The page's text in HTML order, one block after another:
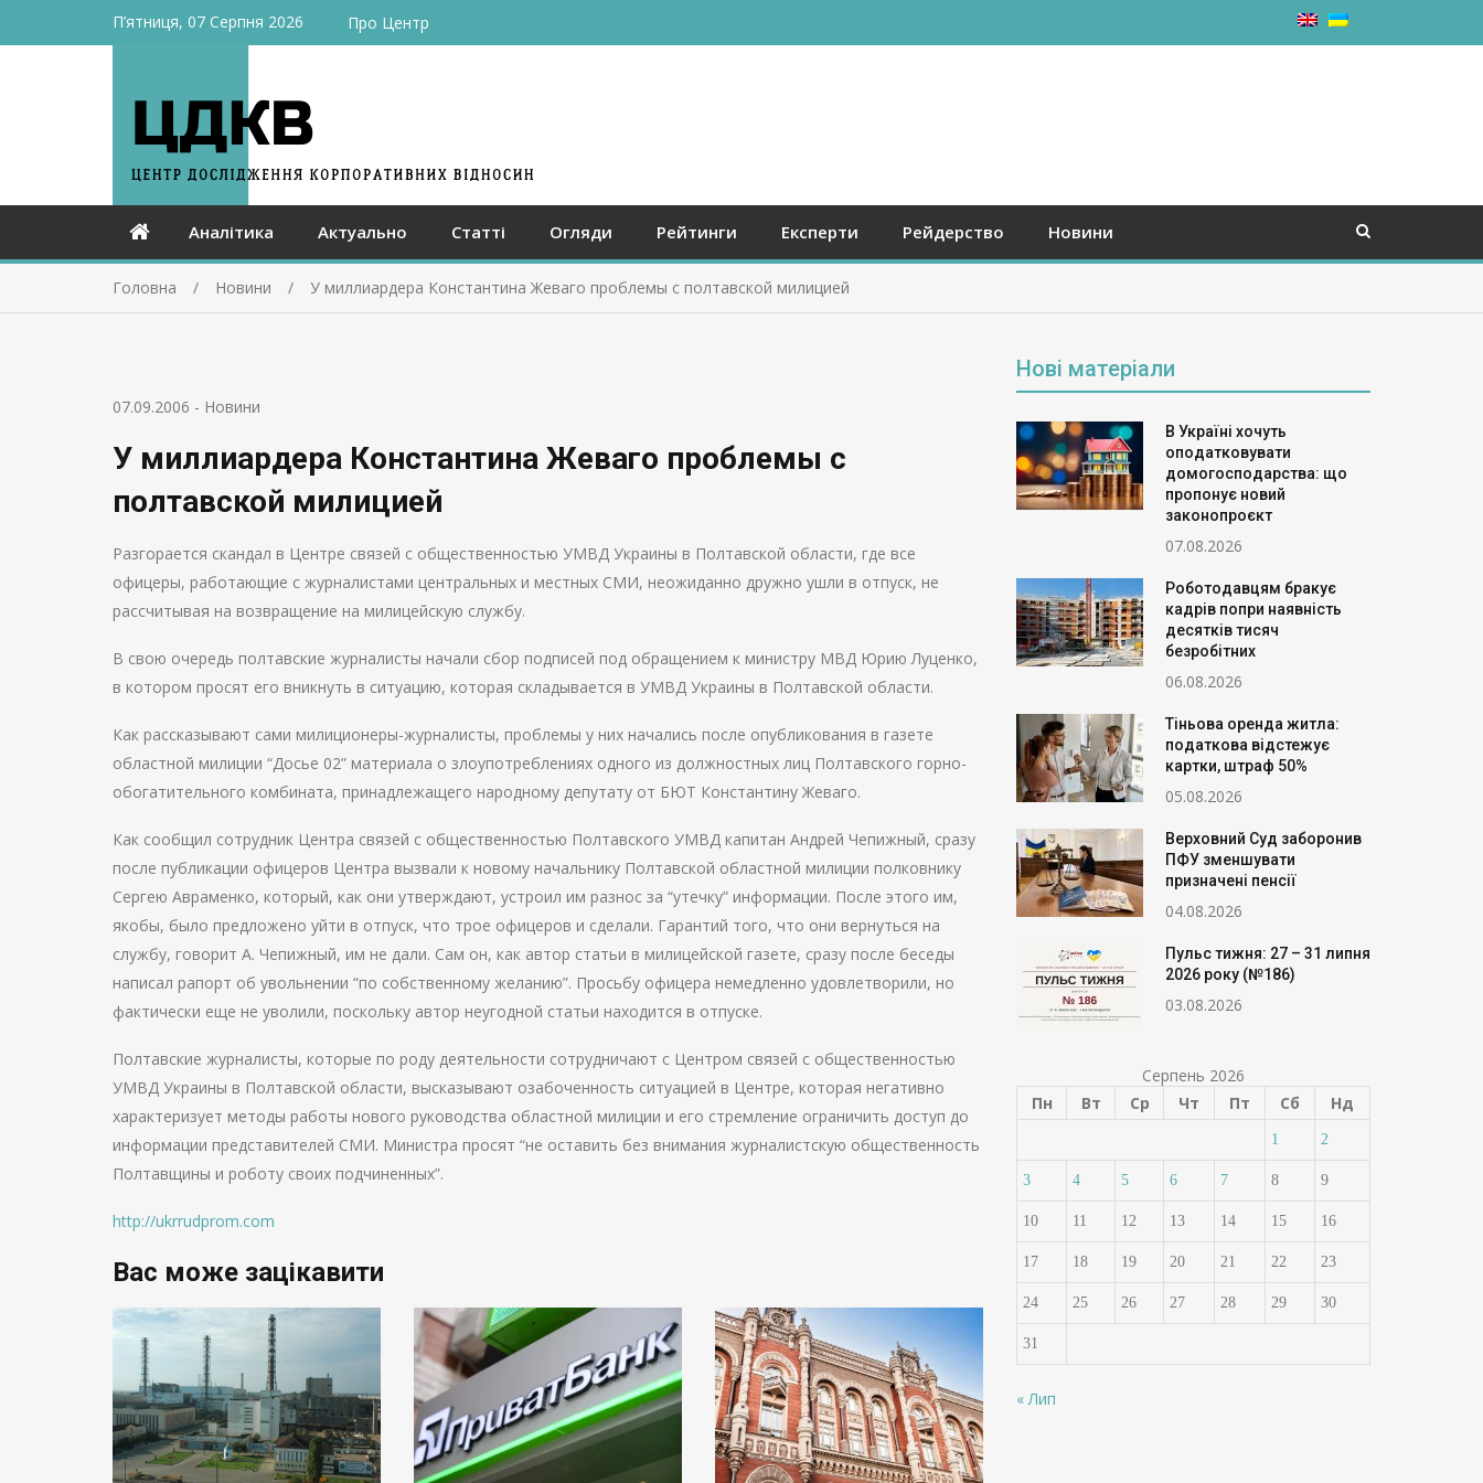
П’ятниця, 07 Серпня 2026 Про Центр
Аналітика Актуально Статті Огляди Рейтинги Експерти Рейдерство Новини
Головна Новини У миллиардера Константина Жеваго проблемы с полтавской милицией
07.09.2006 - Новини
У миллиардера Константина Жеваго проблемы с
полтавской милицией
Разгорается скандал в Центре связей с общественностью УМВД Украины в Полтавской области, где все
офицеры, работающие с журналистами центральных и местных СМИ, неожиданно дружно ушли в отпуск, не
рассчитывая на возвращение на милицейскую службу.
В свою очередь полтавские журналисты начали сбор подписей под обращением к министру МВД Юрию Луценко,
в котором просят его вникнуть в ситуацию, которая складывается в УМВД Украины в Полтавской области.
Как рассказывают сами милиционеры-журналисты, проблемы у них начались после опубликования в газете
областной милиции “Досье 02” материала о злоупотреблениях одного из должностных лиц Полтавского горно-
обогатительного комбината, принадлежащего народному депутату от БЮТ Константину Жеваго.
Как сообщил сотрудник Центра связей с общественностью Полтавского УМВД капитан Андрей Чепижный, сразу
после публикации офицеров Центра вызвали к новому начальнику Полтавской областной милиции полковнику
Сергею Авраменко, который, как они утверждают, устроил им разнос за “утечку” информации. После этого им,
якобы, было предложено уйти в отпуск, что трое офицеров и сделали. Гарантий того, что они вернуться на
службу, говорит А. Чепижный, им не дали. Сам он, как автор статьи в милицейской газете, сразу после беседы
написал рапорт об увольнении “по собственному желанию”. Просьбу офицера немедленно удовлетворили, но
фактически еще не уволили, поскольку автор неугодной статьи находится в отпуске.
Полтавские журналисты, которые по роду деятельности сотрудничают с Центром связей с общественностью
УМВД Украины в Полтавской области, высказывают озабоченность ситуацией в Центре, которая негативно
характеризует методы работы нового руководства областной милиции и его стремление ограничить доступ до
информации представителей СМИ. Министра просят “не оставить без внимания журналистскую общественность
Полтавщины и роботу своих подчиненных”.
http://ukrrudprom.com
Вас може зацікавити
Нові матеріали
В Україні хочуть
оподатковувати
домогосподарства: що
пропонує новий
законопроєкт
07.08.2026
Роботодавцям бракує
кадрів попри наявність
десятків тисяч
безробітних
06.08.2026
Тіньова оренда житла:
податкова відстежує
картки, штраф 50%
05.08.2026
Верховний Суд заборонив
ПФУ зменшувати
призначені пенсії
04.08.2026
Пульс тижня: 27 – 31 липня
2026 року (№186)
03.08.2026
Серпень 2026
Пн
Вт Ср Чт Пт Сб Нд
1 2
3 4 5 6 7 8 9
10 11 12 13 14 15 16
17 18 19 20 21 22 23
24 25 26 27 28 29 30
31
« Лип